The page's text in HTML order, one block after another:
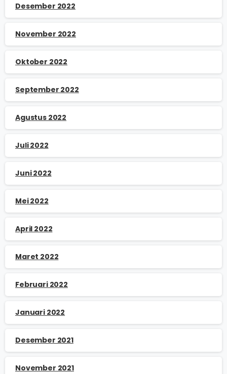
Desember 2022
November 2022
Oktober 2022
September 2022
Agustus 2022
Juli 2022
Juni 2022
Mei 2022
April 2022
Maret 2022
Februari 2022
Januari 2022
Desember 2021
November 2021